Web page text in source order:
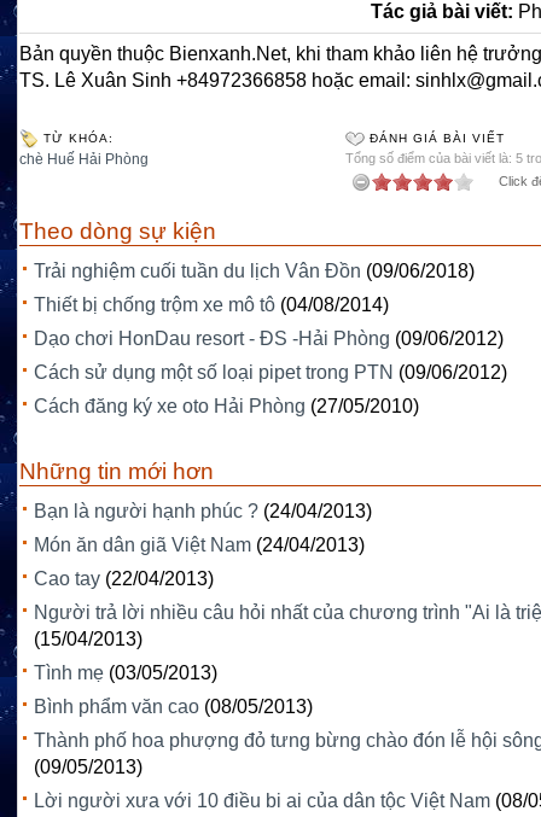
Tác giả bài viết:
Bản quyền thuộc Bienxanh.Net, khi tham khảo liên hệ
TS. Lê Xuân Sinh +84972366858 hoặc email:
TỪ KHÓA:
chè Huế Hải Phòng
ĐÁNH GIÁ BÀI VIẾT
Tổng số điểm của bài viết là: 5
Click
Theo dòng sự kiện
Trải nghiệm cuối tuần du lịch Vân Đồn (09/06/2018)
Thiết bị chống trộm xe mô tô (04/08/2014)
Dạo chơi HonDau resort - ĐS -Hải Phòng (09/06/2012)
Cách sử dụng một số loại pipet trong PTN (09/06/2012)
Cách đăng ký xe oto Hải Phòng (27/05/2010)
Những tin mới hơn
Bạn là người hạnh phúc ? (24/04/2013)
Món ăn dân giã Việt Nam (24/04/2013)
Cao tay (22/04/2013)
Người trả lời nhiều câu hỏi nhất của chương trình "Ai là
(15/04/2013)
Tình mẹ (03/05/2013)
Bình phẩm văn cao (08/05/2013)
Thành phố hoa phượng đỏ tưng bừng chào đón lễ hội
(09/05/2013)
Lời người xưa với 10 điều bi ai của dân tộc Việt Nam (08/